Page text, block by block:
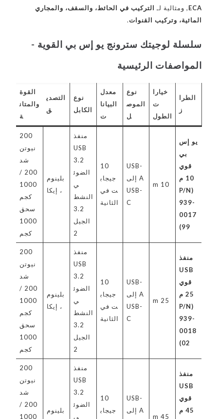
ECA, ومثالية لـ التركيب في الحائط، والسقف، والمجاري
المائية، وتركيب القنوات.
سلسلة لوجيتك سترونج يو إس بي القوية -
المواصفات الرئيسية
الطرا
ز
خيارا
ت
الطول
نوع
الموص
ل
معدل
البيانا
ت
نوع
الكابل
التصدي
ق
القوة
والمتان
ة
يو إس
بي
قوي
10 م
(P/N
939-
0017
99)
10 m
USB-
A إلى
USB-
C
10
جيجاب
ت في
الثانية
منفذ
USB
3.2
الضوئ
ي
النشط
3.2
الجيل
2
بلينوم
، إيكا
200
نيوتن
شد
200 /
1000
كجم
سحق
1000
كجم
منفذ
USB
قوي
25 م
(P/N
939-
0018
02)
25 m
USB-
A إلى
USB-
C
10
جيجاب
ت في
الثانية
منفذ
USB
3.2
الضوئ
ي
النشط
3.2
الجيل
2
بلينوم
، إيكا
200
نيوتن
شد
200 /
1000
كجم
سحق
1000
كجم
منفذ
USB
قوي
45 م
45 m
USB-
A إلى
10
جيجاب
منفذ
USB
3.2
الضوئ
ي
بلينوم
200
نيوتن
شد
200 /
1000